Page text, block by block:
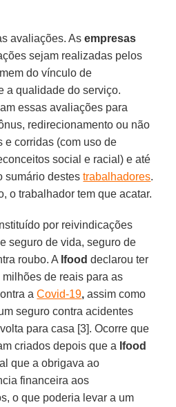
avaliações. Asempresas
sejam realizadas pelos
do vínculo de
a qualidade do serviço.
essas avaliações para
redirecionamento ou não
e corridas (com uso de
social e racial) e até
sumário destestrabalhadores.
o trabalhador tem que acatar.
por reivindicações
seguro de vida, seguro de
roubo. A Ifood declarou ter
de reais para as
aCovid-19, assim como
seguro contra acidentes
para casa [3]. Ocorre que
criados depois que a Ifood
que a obrigava ao
financeira aos
o que poderia levar a um